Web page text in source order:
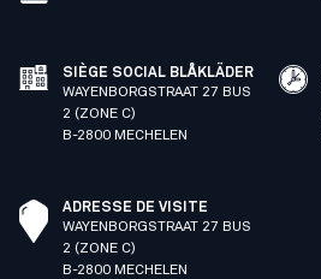
SIÈGE SOCIAL BLÅKLÄDER
WAYENBORGSTRAAT 27 BUS
2 (ZONE C)
B-2800 MECHELEN
ADRESSE DE VISITE
WAYENBORGSTRAAT 27 BUS
2 (ZONE C)
B-2800 MECHELEN